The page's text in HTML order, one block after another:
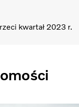
kwartał 2023 r.